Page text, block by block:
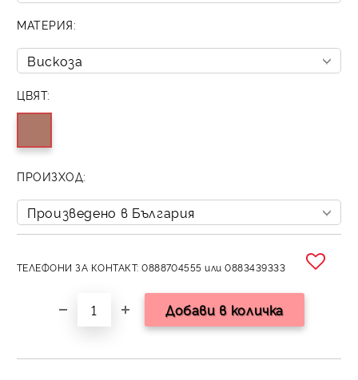
МАТЕРИЯ:
ЦВЯТ:
ПРОИЗХОД:
ТЕЛЕФОНИ ЗА КОНТАКТ: 0888704555 или 0883439333